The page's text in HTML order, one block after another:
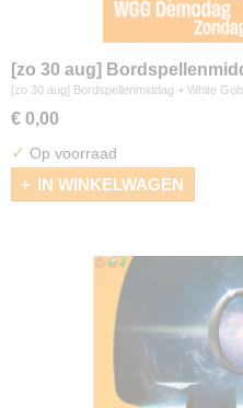
[zo 30 aug]
Demodag
[zo 30 aug] Bordspellenmiddag + White
€ 0,00
✓ Op voorraad
IN WINKELWAGEN